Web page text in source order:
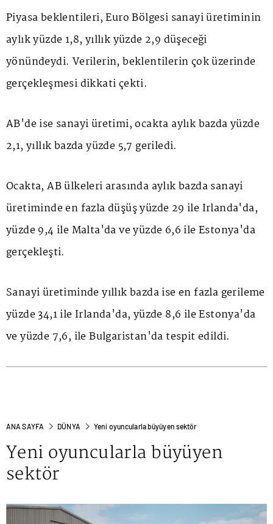
Piyasa beklentileri, Euro Bölgesi sanayi üretiminin
aylık yüzde 1,8, yıllık yüzde 2,9 düşeceği
yönündeydi. Verilerin, beklentilerin çok üzerinde
gerçekleşmesi dikkati çekti.
AB'de ise sanayi üretimi, ocakta aylık bazda yüzde
2,1, yıllık bazda yüzde 5,7 geriledi.
Ocakta, AB ülkeleri arasında aylık bazda sanayi
üretiminde en fazla düşüş yüzde 29 ile İrlanda'da,
yüzde 9,4 ile Malta'da ve yüzde 6,6 ile Estonya'da
gerçekleşti.
Sanayi üretiminde yıllık bazda ise en fazla gerileme
yüzde 34,1 ile İrlanda'da, yüzde 8,6 ile Estonya'da
ve yüzde 7,6, ile Bulgaristan'da tespit edildi.
ANA SAYFA DÜNYA Yeni oyuncularla büyüyen sektör
Yeni oyuncularla büyüyen
sektör